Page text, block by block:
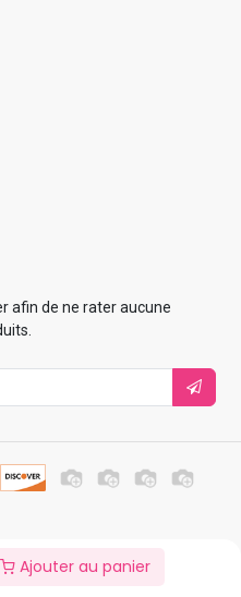
Ajouter au panier
afin de ne rater aucune